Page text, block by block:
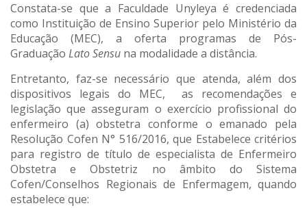
Constata-se que a Faculdade Unyleya é credenciada
como Instituição de Ensino Superior pelo Ministério da
Educação (MEC), a oferta programas de Pós-
Graduação Lato Sensu na modalidade a distância.
Entretanto, faz-se necessário que atenda, além dos
dispositivos legais do MEC, as recomendações e
legislação que asseguram o exercício profissional do
enfermeiro (a) obstetra conforme o emanado pela
Resolução Cofen N° 516/2016, que Estabelece critérios
para registro de título de especialista de Enfermeiro
Obstetra e Obstetriz no âmbito do Sistema
Cofen/Conselhos Regionais de Enfermagem, quando
estabelece que: